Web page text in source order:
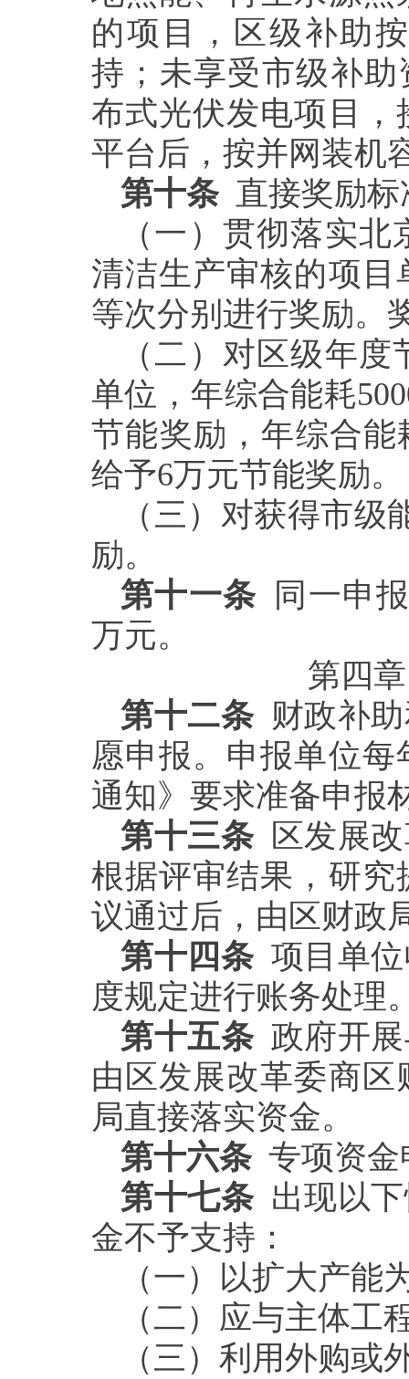
的项目，区级补助
持；未享受市级补
布式光伏发电项目
平台后，按并网装机
第十条直接奖励标
（一）贯彻落实
清洁生产审核的项
等次分别进行奖励。
（二）对区级年
单位，年综合能耗
节能奖励，年综合
给予6万元节能奖励。
（三）对获得市
励。
第十一条 同一申
万元。
第四
第十二条财政补助
愿申报。申报单位
通知》要求准备申报
第十三条区发展改
根据评审结果，研
议通过后，由区财政
第十四条项目单位
度规定进行账务处理
第十五条政府开展
由区发展改革委商
局直接落实资金。
第十六条专项资金
第十七条出现以下
金不予支持：
（一）以扩大产能
（二）应与主体工
（三）利用外购或